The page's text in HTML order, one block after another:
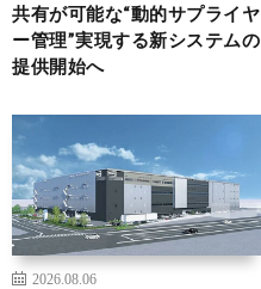
共有が可能な“動的サプライヤ
ー管理”実現する新システムの
提供開始へ
2026.08.06